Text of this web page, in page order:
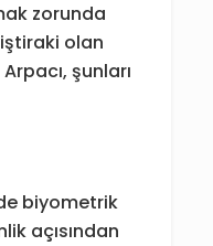
zorunda
olan
şunları
biyometrik
açısından